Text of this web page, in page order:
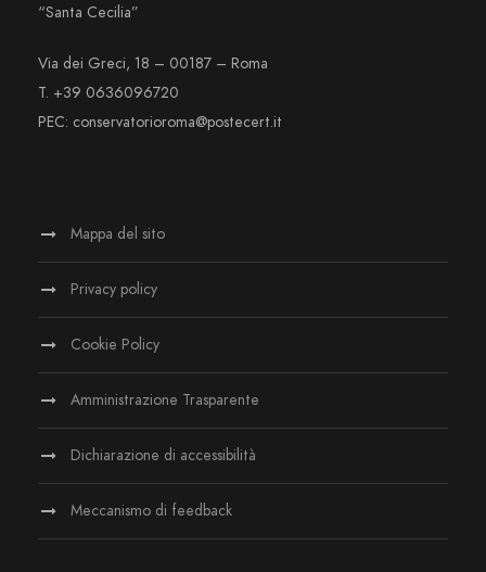
“Santa Cecilia”
Via dei Greci, 18 – 00187 – Roma
T. +39 0636096720
PEC: conservatorioroma@postecert.it
Mappa del sito
Privacy policy
Cookie Policy
Amministrazione Trasparente
Dichiarazione di accessibilità
Meccanismo di feedback